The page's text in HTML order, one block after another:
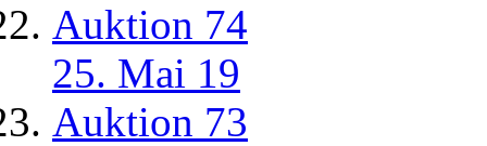
Auktion 74
25. Mai 19
Auktion 73